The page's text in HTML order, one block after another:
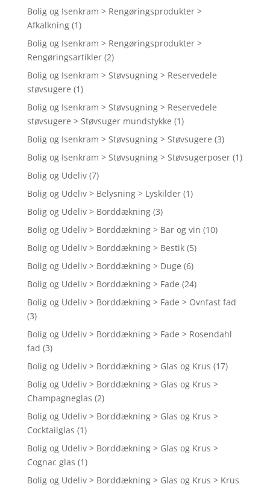
Bolig og Isenkram > Rengøringsprodukter >
Afkalkning (1)
Bolig og Isenkram > Rengøringsprodukter >
Rengøringsartikler (2)
Bolig og Isenkram > Støvsugning > Reservedele
støvsugere (1)
Bolig og Isenkram > Støvsugning > Reservedele
støvsugere > Støvsuger mundstykke (1)
Bolig og Isenkram > Støvsugning > Støvsugere (3)
Bolig og Isenkram > Støvsugning > Støvsugerposer (1)
Bolig og Udeliv (7)
Bolig og Udeliv > Belysning > Lyskilder (1)
Bolig og Udeliv > Borddækning (3)
Bolig og Udeliv > Borddækning > Bar og vin (10)
Bolig og Udeliv > Borddækning > Bestik (5)
Bolig og Udeliv > Borddækning > Duge (6)
Bolig og Udeliv > Borddækning > Fade (24)
Bolig og Udeliv > Borddækning > Fade > Ovnfast fad
(3)
Bolig og Udeliv > Borddækning > Fade > Rosendahl
fad (3)
Bolig og Udeliv > Borddækning > Glas og Krus (17)
Bolig og Udeliv > Borddækning > Glas og Krus >
Champagneglas (2)
Bolig og Udeliv > Borddækning > Glas og Krus >
Cocktailglas (1)
Bolig og Udeliv > Borddækning > Glas og Krus >
Cognac glas (1)
Bolig og Udeliv > Borddækning > Glas og Krus > Krus